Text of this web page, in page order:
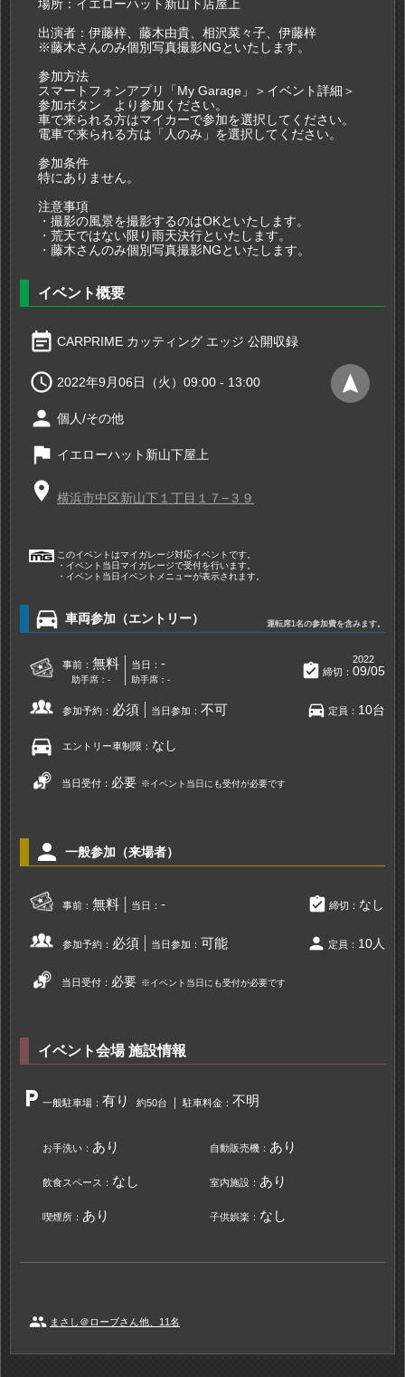
場所：イエローハット新山下店屋上
出演者：伊藤梓、藤木由貴、相沢菜々子、伊藤梓
※藤木さんのみ個別写真撮影NGといたします。
参加方法
スマートフォンアプリ「My Garage」＞イベント詳細＞
参加ボタン より参加ください。
車で来られる方はマイカーで参加を選択してください。
電車で来られる方は「人のみ」を選択してください。
参加条件
特にありません。
注意事項
・撮影の風景を撮影するのはOKといたします。
・荒天ではない限り雨天決行といたします。
・藤木さんのみ個別写真撮影NGといたします。
イベント概要
event_note CARPRIME カッティング エッジ 公開収録
 2022年9月06日（火）09:00 - 13:00
person 個人/その他
flag イエローハット新山下屋上
place 横浜市中区新山下１丁目１７−３９
このイベントはマイガレージ対応イベントです。
・イベント当日マイガレージで受付を行います。
・イベント当日イベントメニューが表示されます。
navigation
directions_car 車両参加（エントリー） 運転席1名の参加費を含みます。
事前： 無料
助手席：-
当日： -
助手席：- assignment_turned_in 締切：
2022
09/05
参加予約： 必須 当日参加： 不可 directions_car 定員： 10台
directions_car エントリー車制限： なし
当日受付： 必要 ※イベント当日にも受付が必要です
person 一般参加（来場者）
事前： 無料 当日： - assignment_turned_in 締切： なし
参加予約： 必須 当日参加： 可能 person 定員： 10人
当日受付： 必要 ※イベント当日にも受付が必要です
イベント会場 施設情報
local_parking 一般駐車場： 有り 約50台 駐車料金： 不明
お手洗い： あり 自動販売機： あり
飲食スペース： なし 室内施設： あり
喫煙所： あり 子供娯楽： なし
people まさし＠ローブさん他、11名